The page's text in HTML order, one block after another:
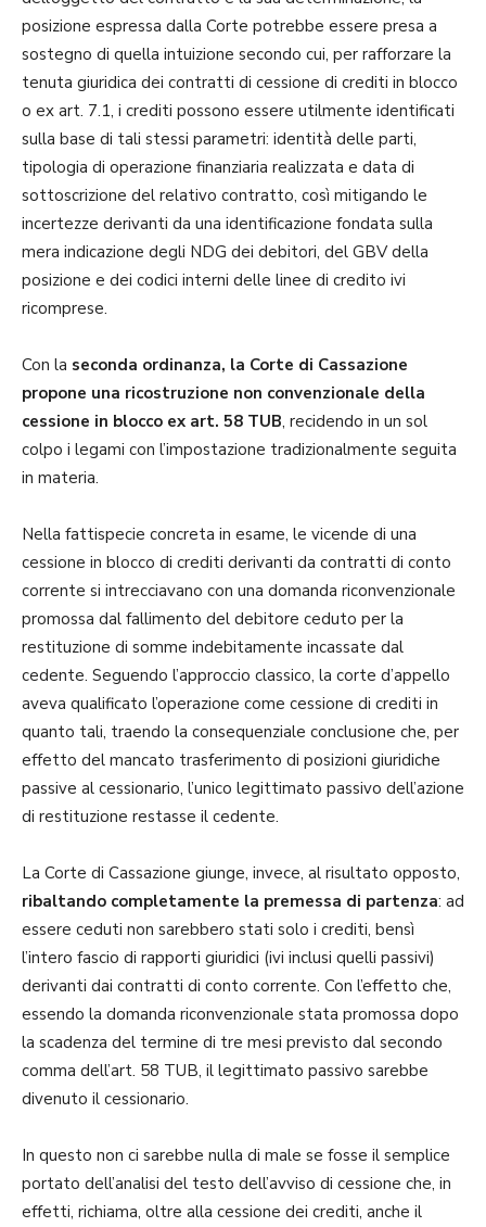
posizione espressa dalla Corte potrebbe essere presa a
sostegno di quella intuizione secondo cui, per rafforzare la
tenuta giuridica dei contratti di cessione di crediti in blocco
o ex art. 7.1, i crediti possono essere utilmente identificati
sulla base di tali stessi parametri: identità delle parti,
tipologia di operazione finanziaria realizzata e data di
sottoscrizione del relativo contratto, così mitigando le
incertezze derivanti da una identificazione fondata sulla
mera indicazione degli NDG dei debitori, del GBV della
posizione e dei codici interni delle linee di credito ivi
ricomprese.
Con la seconda ordinanza, la Corte di Cassazione
propone una ricostruzione non convenzionale della
cessione in blocco ex art. 58 TUB, recidendo in un sol
colpo i legami con l’impostazione tradizionalmente seguita
in materia.
Nella fattispecie concreta in esame, le vicende di una
cessione in blocco di crediti derivanti da contratti di conto
corrente si intrecciavano con una domanda riconvenzionale
promossa dal fallimento del debitore ceduto per la
restituzione di somme indebitamente incassate dal
cedente. Seguendo l’approccio classico, la corte d’appello
aveva qualificato l’operazione come cessione di crediti in
quanto tali, traendo la consequenziale conclusione che, per
effetto del mancato trasferimento di posizioni giuridiche
passive al cessionario, l’unico legittimato passivo dell’azione
di restituzione restasse il cedente.
La Corte di Cassazione giunge, invece, al risultato opposto,
ribaltando completamente la premessa di partenza: ad
essere ceduti non sarebbero stati solo i crediti, bensì
l’intero fascio di rapporti giuridici (ivi inclusi quelli passivi)
derivanti dai contratti di conto corrente. Con l’effetto che,
essendo la domanda riconvenzionale stata promossa dopo
la scadenza del termine di tre mesi previsto dal secondo
comma dell’art. 58 TUB, il legittimato passivo sarebbe
divenuto il cessionario.
In questo non ci sarebbe nulla di male se fosse il semplice
portato dell’analisi del testo dell’avviso di cessione che, in
effetti, richiama, oltre alla cessione dei crediti, anche il